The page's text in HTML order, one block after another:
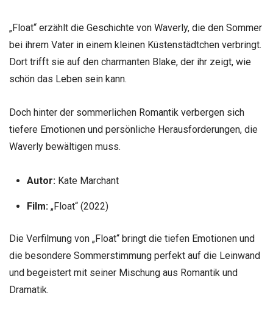
„Float“ erzählt die Geschichte von Waverly, die den Sommer
bei ihrem Vater in einem kleinen Küstenstädtchen verbringt.
Dort trifft sie auf den charmanten Blake, der ihr zeigt, wie
schön das Leben sein kann.
Doch hinter der sommerlichen Romantik verbergen sich
tiefere Emotionen und persönliche Herausforderungen, die
Waverly bewältigen muss.
Autor:Kate Marchant
Film:„Float“ (2022)
Die Verfilmung von „Float“ bringt die tiefen Emotionen und
die besondere Sommerstimmung perfekt auf die Leinwand
und begeistert mit seiner Mischung aus Romantik und
Dramatik.